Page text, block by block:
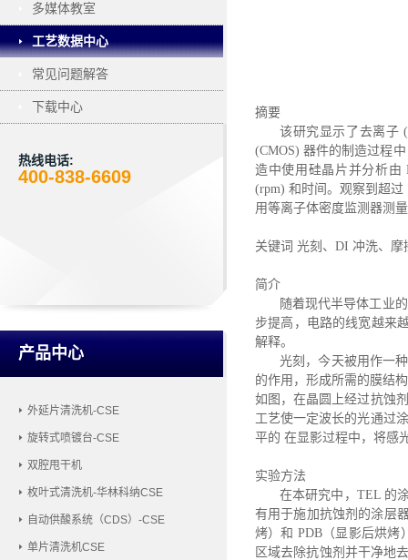
多媒体教室
工艺数据中心
常见问题解答
下载中心
热线电话:
400-838-6609
产品中心
外延片清洗机-CSE
旋转式喷镀台-CSE
双腔甩干机
枚叶式清洗机-华林科纳CSE
自动供酸系统（CDS）-CSE
单片清洗机CSE
摘要
该研究显示了去离子
(CMOS) 器件的制造过程
造中使用硅晶片并分析由
(rpm) 和时间。观察到超
用等离子体密度监测器测
关键词 光刻、DI 冲洗、摩
简介
随着现代半导体工业
步提高，电路的线宽越来
解释。
光刻，今天被用作一
的作用，形成所需的膜结
如图，在晶圆上经过抗蚀
工艺使一定波长的光通过
平的 在显影过程中，将感
实验方法
在本研究中， TEL 的
有用于施加抗蚀剂的涂层
烤）和 PDB（显影后烘烤
区域去除抗蚀剂并干净地